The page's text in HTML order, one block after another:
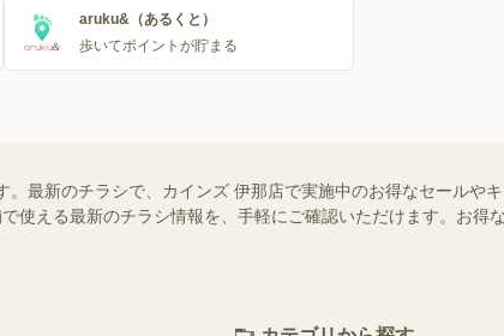
aruku&（あるくと）
歩いてポイントが貯まる
。最新のチラシで、カインズ 伊那店で実施中のお得なセールや
使える最新のチラシ情報を、手軽にご確認いただけます。お得